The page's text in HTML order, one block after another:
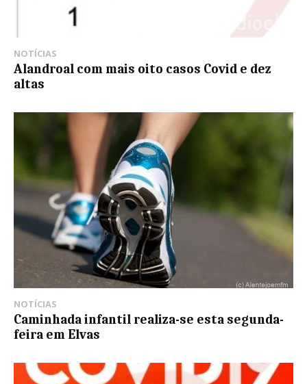
NOTÍCIAS
Alandroal com mais oito casos Covid e dez
altas
NOTÍCIAS
Caminhada infantil realiza-se esta segunda-
feira em Elvas